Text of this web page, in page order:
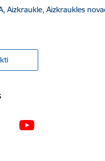
Aizkraukle, Aizkraukles